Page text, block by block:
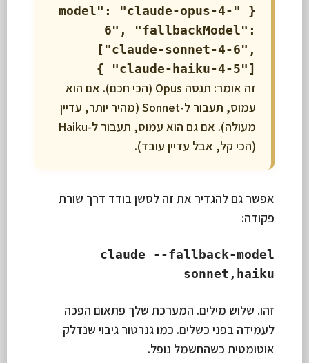
{ "model": "claude-opus-4-
6", "fallbackModel":
["claude-sonnet-4-6",
"claude-haiku-4-5"] }
זה אומר: תנסה Opus (הכי חכם). אם הוא
עמוס, תעבור ל-Sonnet (מהיר יותר, עדיין
מעולה). אם גם הוא עמוס, תעבור ל-Haiku
(הכי קל, אבל עדיין עובד).
אפשר גם להגדיר את זה לסשן בודד דרך שורת
פקודה:
claude --fallback-model
sonnet,haiku
זהו. שלוש מילים. המערכת שלך פתאום הפכה
לעמידה בפני כשלים. כמו גנרטור גיבוי שנדלק
אוטומטית כשהחשמל נופל.